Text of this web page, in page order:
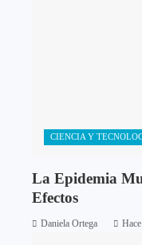
CIENCIA Y
La Epidemia
Efectos
Daniela Ortega